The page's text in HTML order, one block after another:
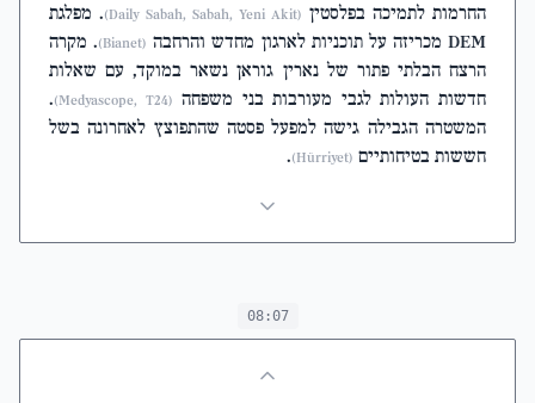
החרמות לתמיכה בפלסטין (Daily Sabah, Sabah, Yeni Akit)
. מפלגת
DEM מכריזה על תוכניות לארגון מחדש והרחבה
(Bianet)
. מקרה
הרצח הבלתי פתור של נארין גוראן נשאר במוקד, עם שאלות
חדשות העולות לגבי מעורבות בני משפחה (Medyascope, T24)
.
המשטרה הגבילה גישה למפעל פסטה שהתפוצץ לאחרונה בשל
חששות בטיחותיים (Hürriyet)
.
08:07